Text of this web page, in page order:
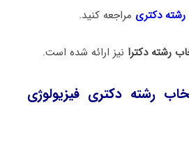
دکتری مراجعه کنید.
رشته دکترا نیز ارائه شده است.
رشته دکتری فیزیولوژی